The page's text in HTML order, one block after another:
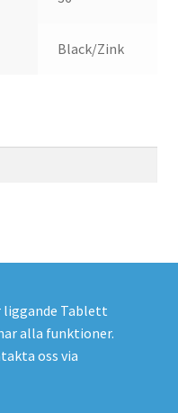
Black/Zink
Byggt med
liggande Tablett
alla funktioner.
oss via